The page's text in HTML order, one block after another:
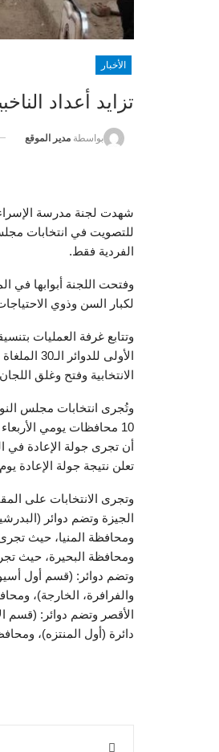
الأخبار
تزايد أعداد
بواسطة مدير الموقع
شهدت لجنة مدرسة الإسراء
الفردية فقط.
وفتحت اللجنة أبوابها في
لكبار السن وذوي
وتتابع غرفة العمليات
الأولى
الانتخابية وفتح وغلق
تعلن نتيجة جولة الإعادة يوم 10 يناير.
ومحافظة المنيا، حيث تجرى
ومحافظة البحيرة، حيث
وتضم دوائر: (قسم أول
والفرافرة، الخارجة)،
الأقصر وتضم دوائر: (قسم
دائرة (أول المنتزه)،